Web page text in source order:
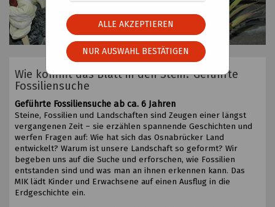
ALLE AKZEPTIEREN
NUR AUSWAHL BESTÄTIGEN
Wie kommt das Blatt in den Stein? Geführte
Fossiliensuche
Geführte Fossiliensuche ab ca. 6 Jahren
Steine, Fossilien und Landschaften sind Zeugen einer längst
vergangenen Zeit – sie erzählen spannende Geschichten und
werfen Fragen auf: Wie hat sich das Osnabrücker Land
entwickelt? Warum ist unsere Landschaft so geformt? Wir
begeben uns auf die Suche und erforschen, wie Fossilien
entstanden sind und was man an ihnen erkennen kann. Das
MIK lädt Kinder und Erwachsene auf einen Ausflug in die
Erdgeschichte ein.